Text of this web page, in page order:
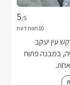
5/5
עין יעקב
במבנה פתוח
אחת.